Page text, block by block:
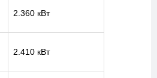
2.360 кВт
2.410 кВт